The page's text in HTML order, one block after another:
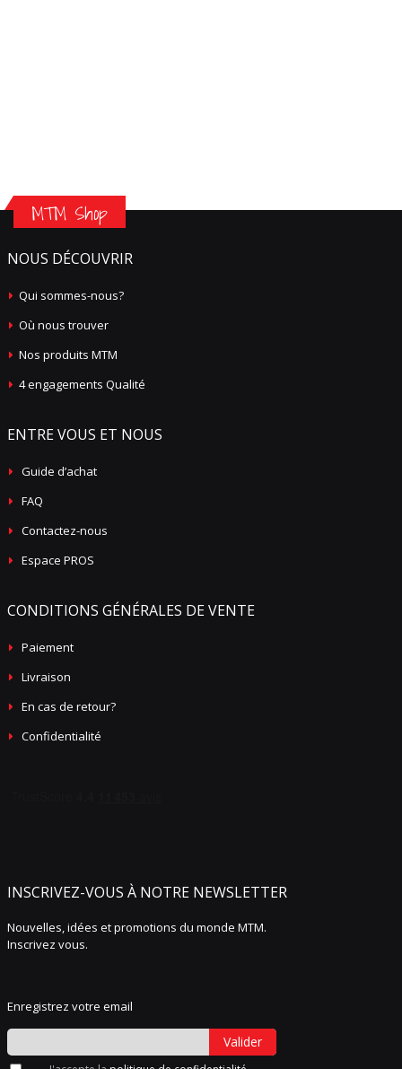
MTM Shop
NOUS DÉCOUVRIR
Qui sommes-nous?
Où nous trouver
Nos produits MTM
4 engagements Qualité
ENTRE VOUS ET NOUS
Guide d’achat
FAQ
Contactez-nous
Espace PROS
CONDITIONS GÉNÉRALES DE VENTE
Paiement
Livraison
En cas de retour?
Confidentialité
INSCRIVEZ-VOUS À NOTRE NEWSLETTER
Nouvelles, idées et promotions du monde MTM.
Inscrivez vous.
Enregistrez votre email
Valider